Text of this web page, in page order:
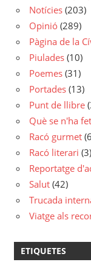
Notícies (203)
Opinió (289)
Pàgina de la
Piulades (10)
Poemes (31)
Portades (13)
Punt de llibre
Què se n'ha
Racó gurmet
Racó literari (3)
Reportatge
Salut (42)
Trucada
Viatge als
ETIQUETES